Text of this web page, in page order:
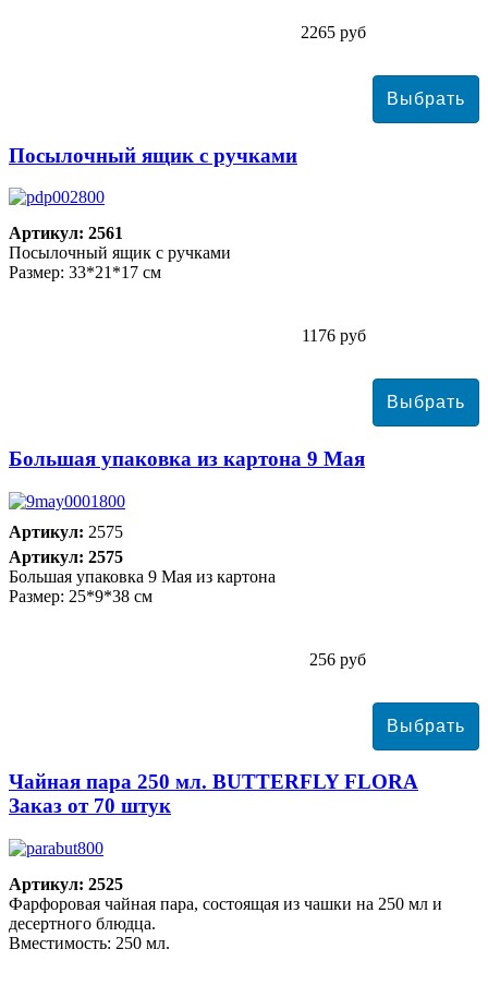
2265 руб
Посылочный ящик с ручками
Артикул: 2561
Посылочный ящик с ручками
Размер: 33*21*17 см
1176 руб
Большая упаковка из картона 9 Мая
Артикул: 2575
Артикул: 2575
Большая упаковка 9 Мая из картона
Размер: 25*9*38 см
256 руб
Чайная пара 250 мл. BUTTERFLY FLORA
Заказ от 70 штук
Артикул: 2525
Фарфоровая чайная пара, состоящая из чашки на 250 мл и
десертного блюдца.
Вместимость: 250 мл.